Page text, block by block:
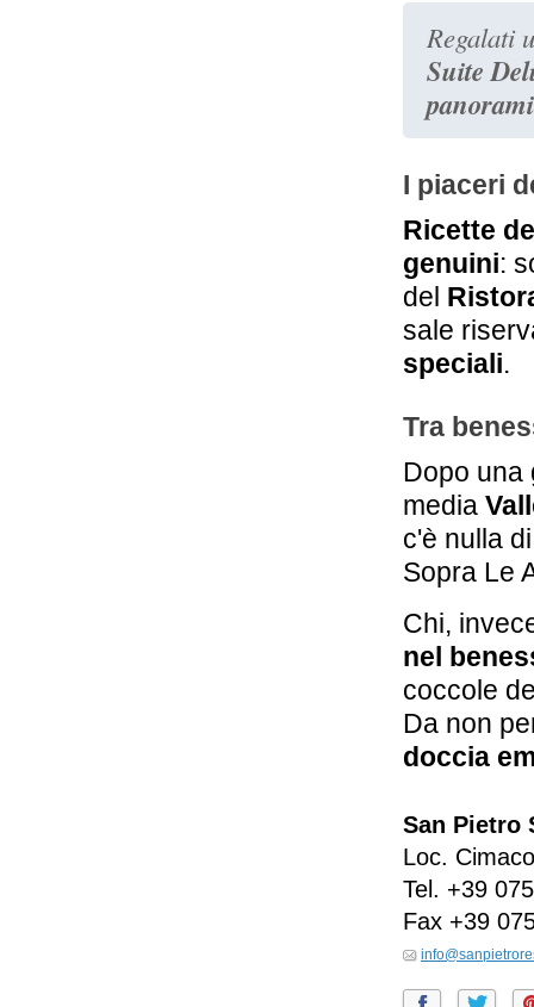
Regalati
Suite
I piaceri
Ricette
genuini:
del
sale
speciali.
Tra
Dopo una
media
c'è nulla
Sopra Le
Chi,
nel
coccole
Da non
doccia
San Pietro
Loc.
Tel. +39
Fax +39